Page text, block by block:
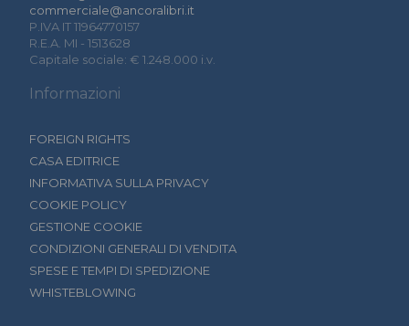
commerciale@ancoralibri.it
P.IVA IT 11964770157
R.E.A. MI - 1513628
Capitale sociale: € 1.248.000 i.v.
Informazioni
FOREIGN RIGHTS
CASA EDITRICE
INFORMATIVA SULLA PRIVACY
COOKIE POLICY
GESTIONE COOKIE
CONDIZIONI GENERALI DI VENDITA
SPESE E TEMPI DI SPEDIZIONE
WHISTEBLOWING